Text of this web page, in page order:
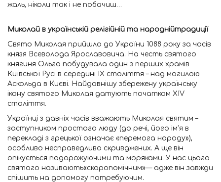
жаль, ніколи так і не побачиш…
Миколай в українській релігійній та народнійтрадиції
Свято Миколая прийшло до України 1088 року за часів
князя Всеволода Ярославовича. На честь святого
княгиня Ольга побудувала один з перших храмів
Київської Русі в середині IX століття – над могилою
Аскольда в Києві. Найдавнішу збережену українську
ікону святого Миколая датують початком XIV
століття.
Українці з давніх часів вважають Миколая святим –
заступником простого люду (до речі, його ім’я в
перекладі з грецької означає «перемога народу»),
особливо несправедливо скривджених. А ще він
опікується подорожуючими та моряками. У нас цього
святого називають«скоропомічним»— адже він завжди
спішить на допомогу потребуючим.